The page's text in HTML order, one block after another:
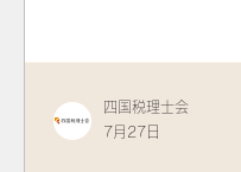
四国税理士会
7月27日